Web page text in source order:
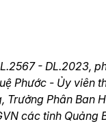
- DL.2023,
Phước - Ủy viên
Trưởng Phân Ban
các tỉnh Quảng